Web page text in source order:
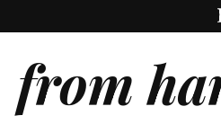
from